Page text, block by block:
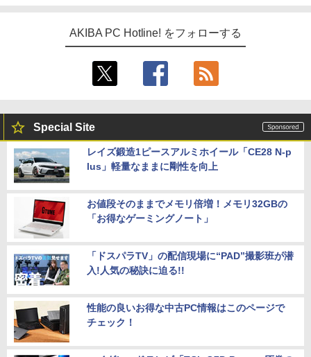
AKIBA PC Hotline! をフォローする
Special Site
レイズ鍛造1ピースアルミホイール「CE28 N-p
lus」軽量なままに剛性を向上
お値段そのままでメモリ倍増！メモリ32GBの
「お得なゲーミングノート」
「ドスパラTV」の配信現場に“PAD”撮影班が潜
入!人気の秘訣に迫る!!
性能の良いお得な中古PC情報はこのページで
チェック！